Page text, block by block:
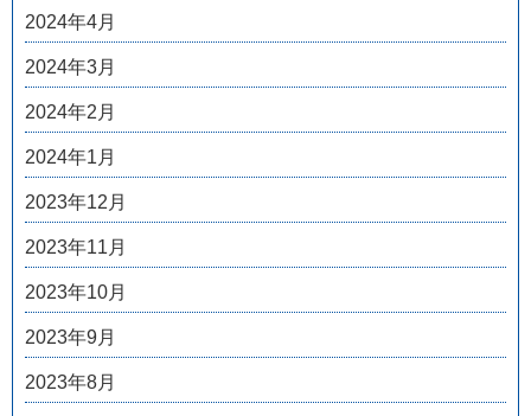
2024年4月
2024年3月
2024年2月
2024年1月
2023年12月
2023年11月
2023年10月
2023年9月
2023年8月